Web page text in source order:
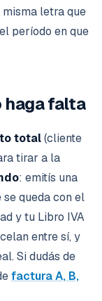
misma letra que
período en que
haga falta
total(cliente
tirar a la
: emitís una
queda con el
y tu Libro IVA
entre sí, y
Si dudás de
factura A, B,